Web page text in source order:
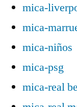
mica-
mica-
mica-niños
mica-psg
mica-real